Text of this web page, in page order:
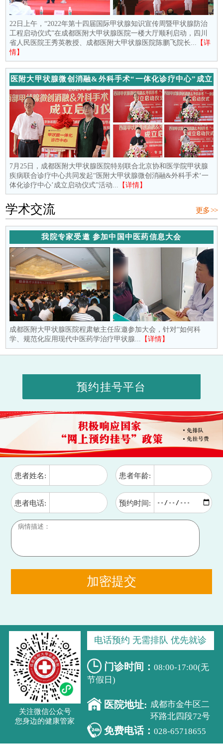
22日上午，“2022年第十四届国际甲状腺知识宣传周暨甲状腺防治
工程启动仪式”在成都医附大甲状腺医院一楼大厅顺利启动，四川
省人民医院王秀英教授、成都医附大甲状腺医院陈鹏飞院长...
【详
情】
医附大甲状腺微创消融&外科手术“一体化诊疗中心”成立
7月25日，成都医附大甲状腺医院特别联合北京协和医学院甲状腺
疾病联合诊疗中心共同发起“医附大甲状腺微创消融&外科手术‘一
体化诊疗中心’成立启动仪式”活动...
【详情】
学术交流 更多 >>
我院专家受邀 参加中国中医药信息大会
成都医附大甲状腺医院程肃敏主任应邀参加大会，针对“如何科
学、规范化应用现代中医药学治疗甲状腺... 【详情】
预约挂号平台
患者姓名: 患者年龄:
患者电话: 预约时间:
加密提交
关注微信公众号
您身边的健康管家
电话预约 无需排队 优先就诊
门诊时间：08:00-17:00(无
节假日)
医院地址: 成都市金牛区二
环路北四段72号
免费电话：028-65718655